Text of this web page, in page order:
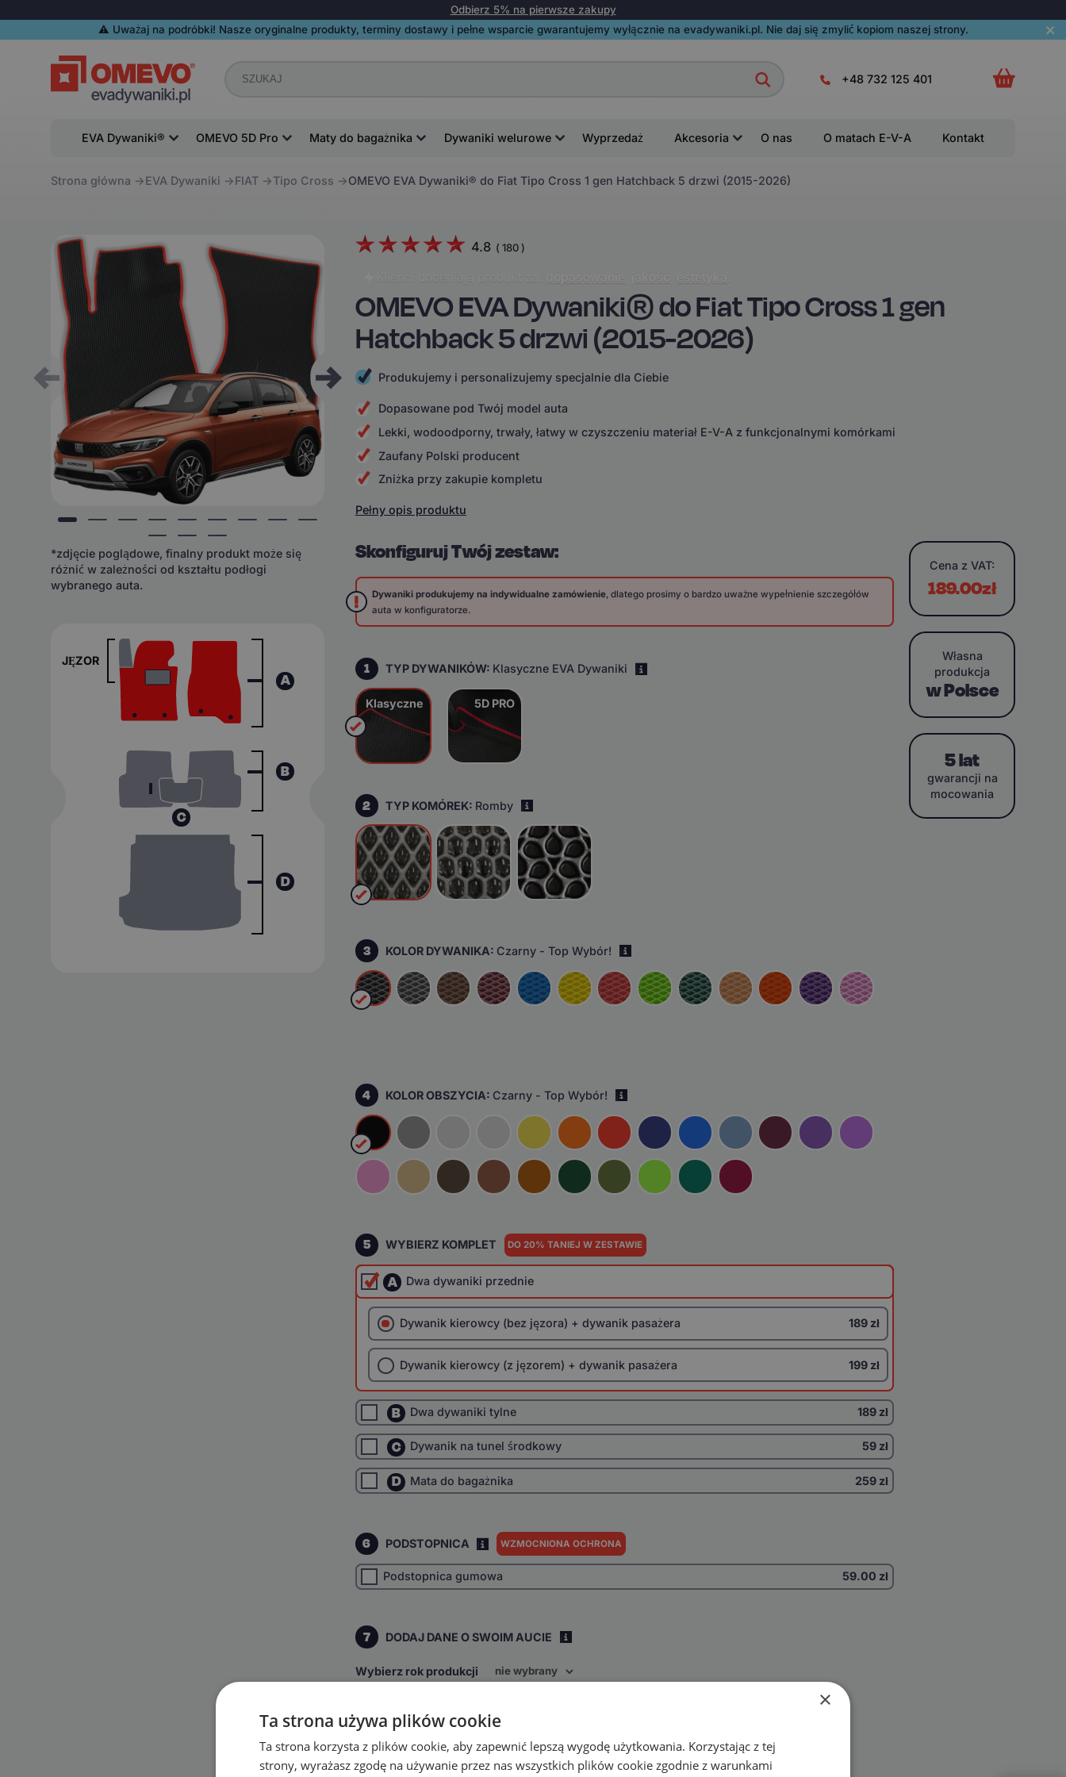
Odbierz 5% na pierwsze zakupy
⚠️️ Uważaj na podróbki! Nasze oryginalne produkty, terminy dostawy i pełne wsparcie gwarantujemy wyłącznie na evadywaniki.pl. Nie daj się zmylić kopiom naszej strony.
+48 732 125 401
EVA Dywaniki® OMEVO 5D Pro Maty do bagażnika Dywaniki welurowe Wyprzedaż Akcesoria O nas O matach E-V-A Kontakt
Strona główna EVA Dywaniki FIAT Tipo Cross OMEVO EVA Dywaniki® do Fiat Tipo Cross 1 gen Hatchback 5 drzwi (2015-2026)
*zdjęcie poglądowe, finalny produkt może się
różnić w zależności od kształtu podłogi
wybranego auta.
JĘZOR
A
C
B
D
4.8 ( 180)
Klienci doceniają produkt za: dopasowanie jakość estetyka
OMEVO EVA Dywaniki® do Fiat Tipo Cross 1 gen
Hatchback 5 drzwi (2015-2026)
Produkujemy i personalizujemy specjalnie dla Ciebie
Dopasowane pod Twój model auta
Lekki, wodoodporny, trwały, łatwy w czyszczeniu materiał E-V-A z funkcjonalnymi komórkami
Zaufany Polski producent
Zniżka przy zakupie kompletu
Pełny opis produktu
Skonfiguruj Twój zestaw:
Dywaniki produkujemy na indywidualne zamówienie, dlatego prosimy o bardzo uważne wypełnienie szczegółów
auta w konfiguratorze.
1 TYP DYWANIKÓW: Klasyczne EVA Dywaniki
Klasyczne 5D PRO
2 TYP KOMÓREK: Romby
3 KOLOR DYWANIKA: Czarny - Top Wybór!
4 KOLOR OBSZYCIA: Czarny - Top Wybór!
5 WYBIERZ KOMPLET DO 20% TANIEJ W ZESTAWIE
A Dwa dywaniki przednie
Dywanik kierowcy (bez jęzora) + dywanik pasażera 189 zł
Dywanik kierowcy (z jęzorem) + dywanik pasażera 199 zł
B Dwa dywaniki tylne 189 zł
C Dywanik na tunel środkowy 59 zł
D Mata do bagażnika 259 zł
6 PODSTOPNICA WZMOCNIONA OCHRONA
Podstopnica gumowa 59.00 zł
7 DODAJ DANE O SWOIM AUCIE
Wybierz rok produkcji
Przedni
inne
Wybierz skrzynię biegów
Cena z VAT:
189.00zł
Własna
produkcja
w Polsce
5 lat
gwarancji na
mocowania
×
Ta strona używa plików cookie
Ta strona korzysta z plików cookie, aby zapewnić lepszą wygodę użytkowania. Korzystając z tej
strony, wyrażasz zgodę na używanie przez nas wszystkich plików cookie zgodnie z warunkami